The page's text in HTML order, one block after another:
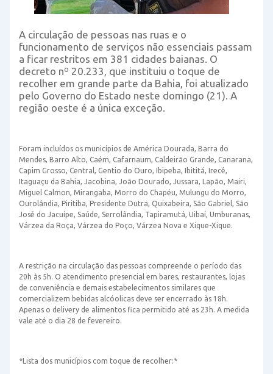
A circulação de pessoas nas ruas e o
funcionamento de serviços não essenciais passam
a ficar restritos em 381 cidades baianas. O
decreto nº 20.233, que instituiu o toque de
recolher em grande parte da Bahia, foi atualizado
pelo Governo do Estado neste domingo (21). A
região oeste é a única exceção.
Foram incluídos os municípios de América Dourada, Barra do
Mendes, Barro Alto, Caém, Cafarnaum, Caldeirão Grande, Canarana,
Capim Grosso, Central, Gentio do Ouro, Ibipeba, Ibititá, Irecê,
Itaguaçu da Bahia, Jacobina, João Dourado, Jussara, Lapão, Mairi,
Miguel Calmon, Mirangaba, Morro do Chapéu, Mulungu do Morro,
Ourolândia, Piritiba, Presidente Dutra, Quixabeira, São Gabriel, São
José do Jacuípe, Saúde, Serrolândia, Tapiramutá, Uibaí, Umburanas,
Várzea da Roça, Várzea do Poço, Várzea Nova e Xique-Xique.
A restrição na circulação das pessoas compreende o período das
20h às 5h. O atendimento presencial em bares, restaurantes, lojas
de conveniência e demais estabelecimentos similares que
comercializem bebidas alcóolicas deve ser encerrado às 18h.
Apenas o delivery de alimentos fica permitido até as 23h. A medida
vale até o dia 28 de fevereiro.
*Lista dos municípios com toque de recolher:*